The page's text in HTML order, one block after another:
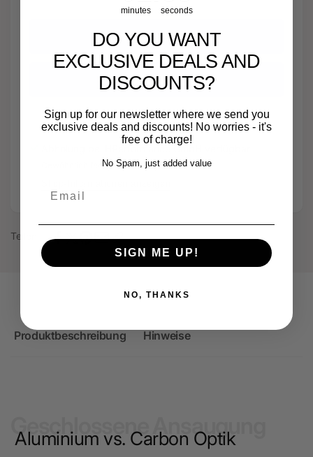
für
4&quot;
100mm
OEM+
Ansaugung
+
4&quot;
RS3
+
8Y
Facelift
Verringere
Menge
für
4&quot;
100mm
geschlossene
Ansaugung
Turboinlet
Audi
8Y
+
In den Warenkorb legen
Weitere Bezahlmöglichkeiten
HPerformance GmbH
Gewöhnlich fertig in 2 - 4 Tagen
Teilen
Produktbeschreibung Hinweise
Geschlossene Ansaugung
Aluminium vs. Carbon Optik
minutes seconds
DO YOU WANT
EXCLUSIVE DEALS AND
DISCOUNTS?
Sign up for our newsletter where we send you
exclusive deals and discounts! No worries - it's
free of charge!
No Spam, just added value
SIGN ME UP!
NO, THANKS